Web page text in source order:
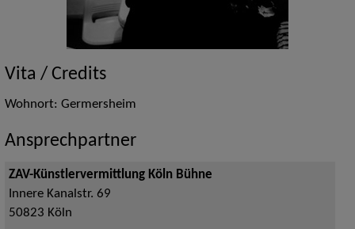
Vita / Credits
Wohnort: Germersheim
Ansprechpartner
ZAV-Künstlervermittlung Köln Bühne
Innere Kanalstr. 69
50823 Köln